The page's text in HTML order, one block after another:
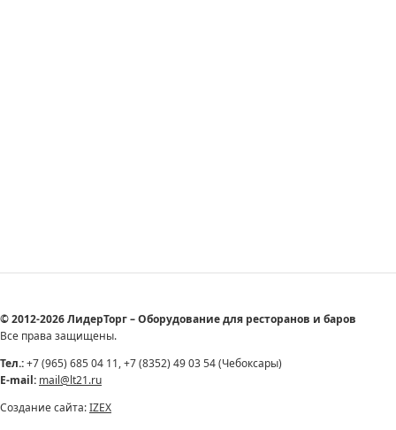
© 2012-2026 ЛидерТорг – Оборудование для ресторанов и баров
Все права защищены.
Тел.:+7 (965) 685 04 11, +7 (8352) 49 03 54 (Чебоксары)
E-mail: mail@lt21.ru
Создание сайта:IZEX